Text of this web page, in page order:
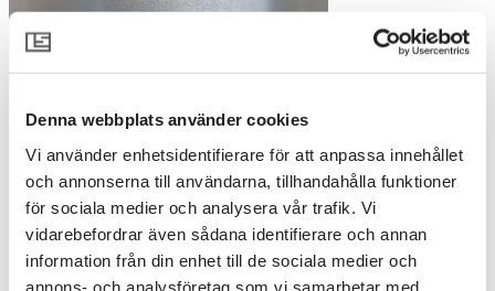
Denna webbplats använder cookies
Vi använder enhetsidentifierare för att anpassa innehållet
och annonserna till användarna, tillhandahålla funktioner
för sociala medier och analysera vår trafik. Vi
vidarebefordrar även sådana identifierare och annan
information från din enhet till de sociala medier och
annons- och analysföretag som vi samarbetar med.